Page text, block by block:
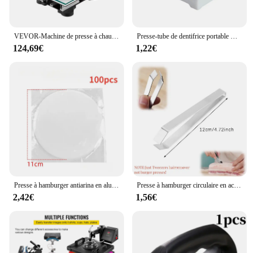
VEVOR-Machine de presse à chaud 2 en 1, contrôle de la fierté numérique Swing-Away, imprimante à transfert par sublimation, bricolage pour casquette de t-shirt, 10x12 po, 360 °
124,69€
Presse-tube de dentifrice portable multifonctionnel, dispositif en plastique, outils de presse manuels, accessoires HOAccessrespiration
1,22€
Presse à hamburger antiarina en aluminium avec papier d'avertissement, appareil à galettes pour barbecue et grill de cuisine
2,42€
Presse à hamburger circulaire en acier inoxydable, accessoire de cuisine, idéal pour les charcuterie et les galettes
1,56€